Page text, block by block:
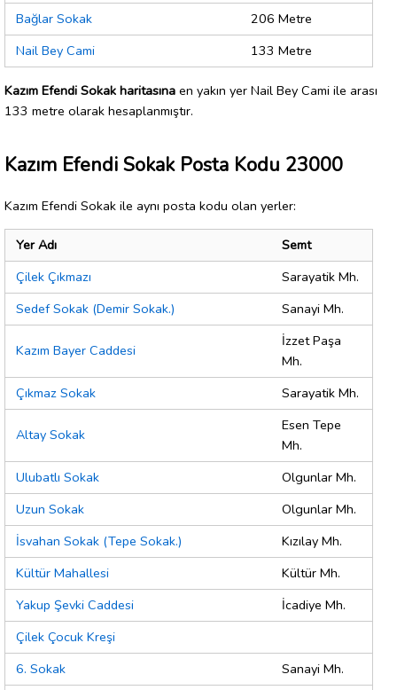
Bağlar Sokak
206 Metre
Nail Bey Cami
133 Metre
Kazım Efendi Sokak haritasına en yakın yer Nail Bey Cami ile arası
133 metre olarak hesaplanmıştır.
Kazım Efendi Sokak Posta Kodu 23000
Kazım Efendi Sokak ile aynı posta kodu olan yerler:
Yer Adı
Semt
Çilek Çıkmazı
Sarayatik Mh.
Sedef Sokak (Demir Sokak.)
Sanayi Mh.
Kazım Bayer Caddesi
İzzet Paşa
Mh.
Çıkmaz Sokak
Sarayatik Mh.
Altay Sokak
Esen Tepe
Mh.
Ulubatlı Sokak
Olgunlar Mh.
Uzun Sokak
Olgunlar Mh.
İsvahan Sokak (Tepe Sokak.)
Kızılay Mh.
Kültür Mahallesi
Kültür Mh.
Yakup Şevki Caddesi
İcadiye Mh.
Çilek Çocuk Kreşi
6. Sokak
Sanayi Mh.